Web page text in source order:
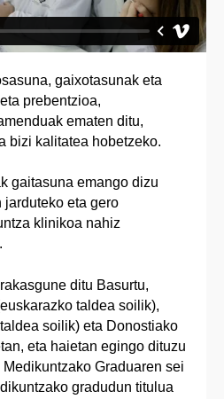
gaixotasunak eta
prebentzioa,
ematen ditu,
bizi kalitatea hobetzeko.
gaitasuna emango dizu
jarduteko eta gero
klinikoa nahiz
ditu Basurtu,
taldea soilik),
soilik) eta Donostiako
eta haietan egingo dituzu
Graduaren sei
gradudun titulua